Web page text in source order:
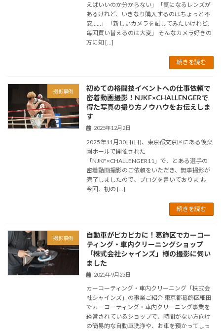
えばいいのか分からない」「気になるレンズが
あるけれど、いきなり購入するのはちょっと不
安……」「新しいカメラを試してみたいけれど、
毎回買い替えるのは大変」 そんなカメラ好きの
方に知 […]
続きを読む
撮影事例
初めての格闘技イベントへの仕事依頼で
密着動画撮影！NJKF×CHALLENGERで
得た写真の撮り方ノウハウをお伝えしま
す
2025年12月2日
2025年11月30日(日)、東京都文京区にある後楽
園ホールで開催された
「NJKF×CHALLENGER11」で、とある選手の
密着動画撮影のご依頼をいただき、無事撮影が
完了しましたので、ブログを書いております。
今回、初の […]
続きを読む
撮影事例
自動車がピカピカに！葛飾区でカーコー
ティング・車内クリーニングショップ
「株式会社シャインズ」様の撮影に伺い
ました
2025年9月23日
カーコーティング・車内クリーニング「株式会
社シャインズ」の事業ご紹介 東京都葛飾区細田
でカーコーティング・車内クリーニング事業を
経営されているショップで、時間がない方向け
の簡易的な自動車洗浄や、お車を預かってしっ